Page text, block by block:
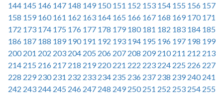
144 145 146 147 148 149 150 151 152 153 154 155 156 157
158 159 160 161 162 163 164 165 166 167 168 169 170 171
172 173 174 175 176 177 178 179 180 181 182 183 184 185
186 187 188 189 190 191 192 193 194 195 196 197 198 199
200 201 202 203 204 205 206 207 208 209 210 211 212 213
214 215 216 217 218 219 220 221 222 223 224 225 226 227
228 229 230 231 232 233 234 235 236 237 238 239 240 241
242 243 244 245 246 247 248 249 250 251 252 253 254 255